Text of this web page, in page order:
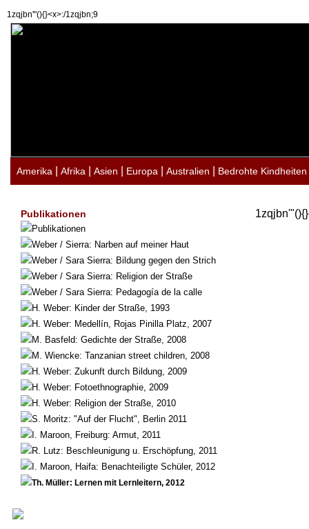
1zqjbn'"(){}<x>:/1zqjbn;9
Amerika Afrika Asien Europa Australien Bedrohte Kindheiten
Publikationen
Publikationen
Weber / Sierra: Narben auf meiner Haut
Weber / Sara Sierra: Bildung gegen den Strich
Weber / Sara Sierra: Religion der Straße
Weber / Sara Sierra: Pedagogía de la calle
H. Weber: Kinder der Straße, 1993
H. Weber: Medellín, Rojas Pinilla Platz, 2007
M. Basfeld: Gedichte der Straße, 2008
M. Wiencke: Tanzanian street children, 2008
H. Weber: Zukunft durch Bildung, 2009
H. Weber: Fotoethnographie, 2009
H. Weber: Religion der Straße, 2010
S. Moritz: "Auf der Flucht", Berlin 2011
I. Maroon, Freiburg: Armut, 2011
R. Lutz: Beschleunigung u. Erschöpfung, 2011
I. Maroon, Haifa: Benachteiligte Schüler, 2012
Th. Müller: Lernen mit Lernleitern, 2012